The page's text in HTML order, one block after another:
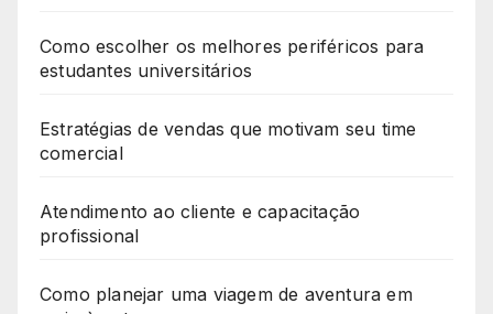
Como escolher os melhores periféricos para
estudantes universitários
Estratégias de vendas que motivam seu time
comercial
Atendimento ao cliente e capacitação
profissional
Como planejar uma viagem de aventura em